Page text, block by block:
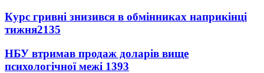
Курс гривні знизився в обмінниках наприкінці
тижня2135
НБУ втримав продаж доларів вище
психологічної межі 1393